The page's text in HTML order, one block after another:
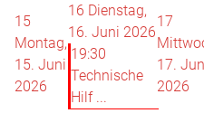
15
Montag,
15. Juni
2026
16 Dienstag,
16. Juni 2026
19:30
Technische
Hilf ...
17
17.
2026